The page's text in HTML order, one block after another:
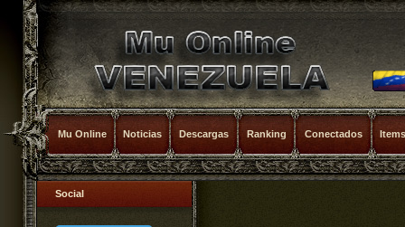
Mu Online Noticias Descargas Ranking Conectados Items
Social